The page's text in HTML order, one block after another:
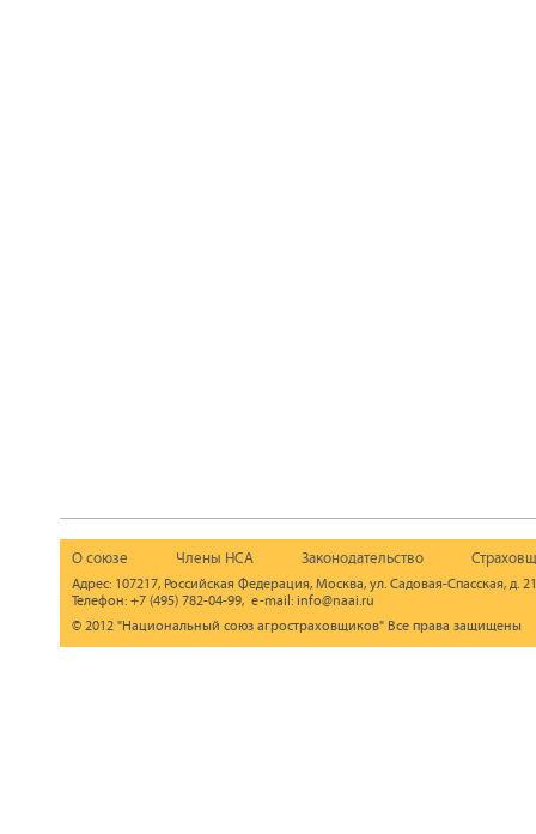
О союзе Члены НСА Законодательство
Адрес: 107217, Российская Федерация, Москва, ул. Садовая-Спасская, д.
Телефон: +7 (495) 782-04-99, e-mail: info@naai.ru
© 2012 "Национальный союз агростраховщиков" Все права защищены